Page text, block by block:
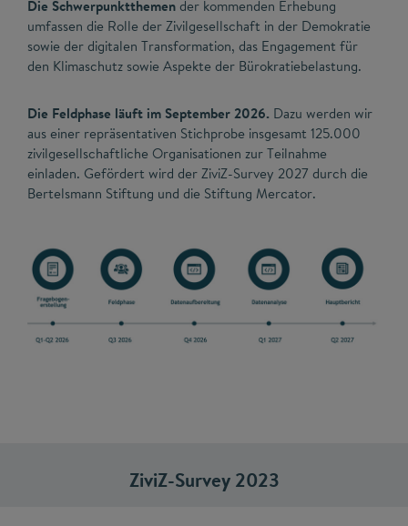
Die Schwerpunktthemender kommenden Erhebung
umfassen die Rolle der Zivilgesellschaft in der Demokratie
sowie der digitalen Transformation, das Engagement für
den Klimaschutz sowie Aspekte der Bürokratiebelastung.
Die Feldphase läuft im September 2026. Dazu werden wir
aus einer repräsentativen Stichprobe insgesamt 125.000
zivilgesellschaftliche Organisationen zur Teilnahme
einladen. Gefördert wird der ZiviZ-Survey 2027 durch die
Bertelsmann Stiftung und die Stiftung Mercator.
ZiviZ-Survey 2023